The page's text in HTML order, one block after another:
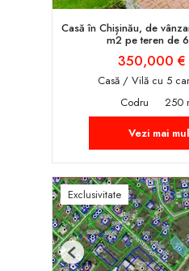
Casă în Chișinău, de
m2 pe teren de
350,000 €
Casă / Vilă cu 5
Codru
250
Vezi mai
Exclusivitate
Previous